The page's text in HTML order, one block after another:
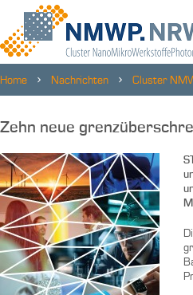
Home Nachrichten Cluster
Zehn neue